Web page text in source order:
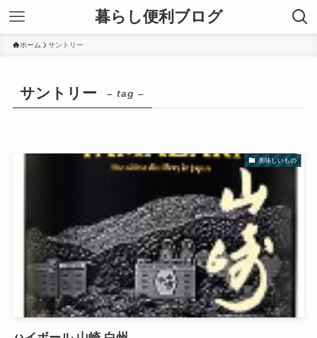
暮らし便利ブログ
ホーム サントリー
サントリー – tag –
美味しいもの